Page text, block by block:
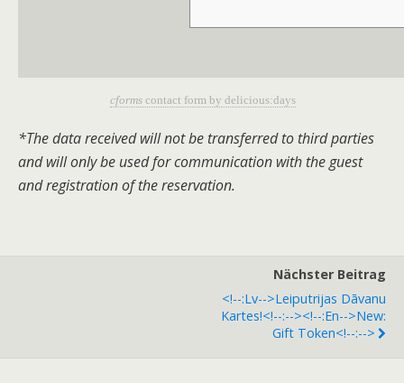
cforms contact form by delicious:days
*The data received will not be transferred to third parties
and will only be used for communication with the guest
and registration of the reservation.
Nächster Beitrag
<!--:lv-->Leiputrijas Dāvanu
Kartes!<!--:--><!--:en-->New:
Gift Token<!--:-->